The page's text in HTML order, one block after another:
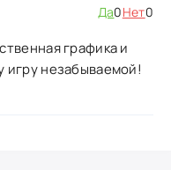
Да0Нет0
графика и
игру незабываемой!